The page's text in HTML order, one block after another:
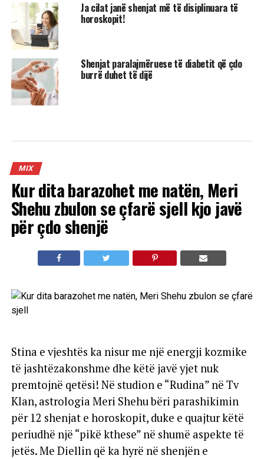
Ja cilat janë shenjat më të disiplinuara të
horoskopit!
Shenjat paralajmëruese të diabetit që çdo
burrë duhet të dijë
MIX
Kur dita barazohet me natën, Meri
Shehu zbulon se çfarë sjell kjo javë
për çdo shenjë
Stina e vjeshtës ka nisur me një energji kozmike
të jashtëzakonshme dhe këtë javë yjet nuk
premtojnë qetësi! Në studion e “Rudina” në Tv
Klan, astrologia Meri Shehu bëri parashikimin
për 12 shenjat e horoskopit, duke e quajtur këtë
periudhë një “pikë kthese” në shumë aspekte të
jetës. Me Diellin që ka hyrë në shenjën e